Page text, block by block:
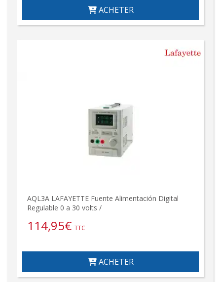
ACHETER
AQL3A LAFAYETTE Fuente Alimentación Digital
Regulable 0 a 30 volts /
114,95€ TTC
ACHETER